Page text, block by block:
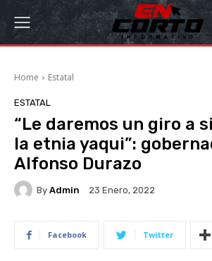
Home Estatal
ESTATAL
“Le daremos un giro a
la etnia yaqui”:
Alfonso Durazo
By Admin 23 Enero, 2022
Facebook Twitter